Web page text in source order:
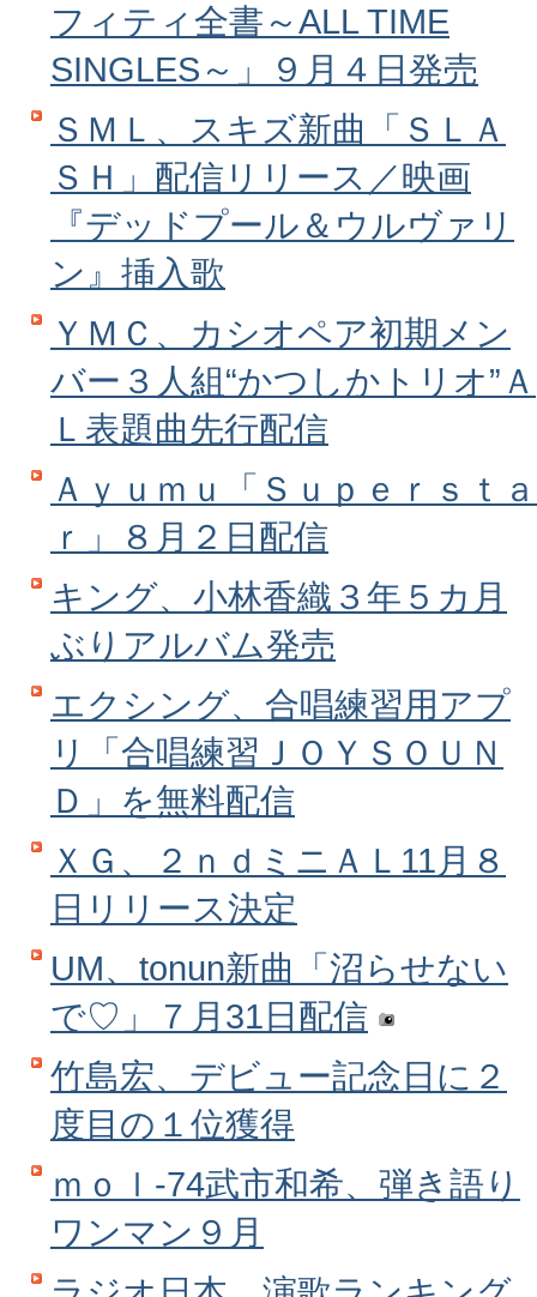
フィティ全書～ALL TIME
SINGLES～」９月４日発売
ＳＭＬ、スキズ新曲「ＳＬＡ
ＳＨ」配信リリース／映画
『デッドプール＆ウルヴァリ
ン』挿入歌
ＹＭＣ、カシオペア初期メン
バー３人組“かつしかトリオ”Ａ
Ｌ表題曲先行配信
Ａｙｕｍｕ「Ｓｕｐｅｒｓｔａ
ｒ」８月２日配信
キング、小林香織３年５カ月
ぶりアルバム発売
エクシング、合唱練習用アプ
リ「合唱練習ＪＯＹＳＯＵＮ
Ｄ」を無料配信
ＸＧ、２ｎｄミニＡＬ11月８
日リリース決定
UM、tonun新曲「沼らせない
で♡」７月31日配信
竹島宏、デビュー記念日に２
度目の１位獲得
ｍｏｌ‐74武市和希、弾き語り
ワンマン９月